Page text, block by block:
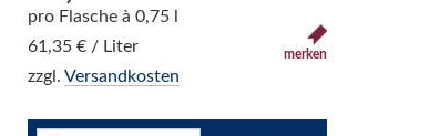
pro Flasche à 0,75 l
61,35 € / Liter
zzgl. Versandkosten
merken